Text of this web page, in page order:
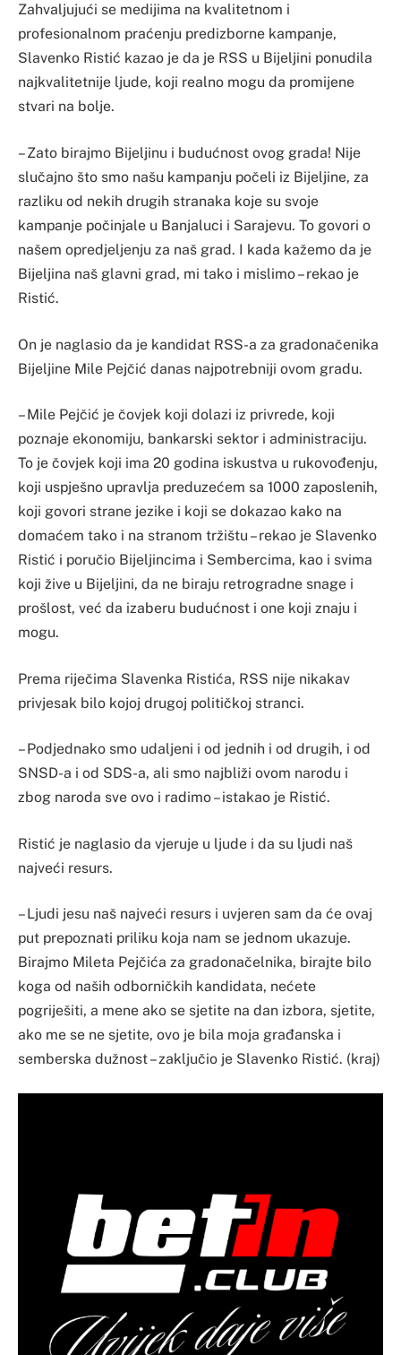
Zahvaljujući se medijima na kvalitetnom i
profesionalnom praćenju predizborne kampanje,
Slavenko Ristić kazao je da je RSS u Bijeljini ponudila
najkvalitetnije ljude, koji realno mogu da promijene
stvari na bolje.
– Zato birajmo Bijeljinu i budućnost ovog grada! Nije
slučajno što smo našu kampanju počeli iz Bijeljine, za
razliku od nekih drugih stranaka koje su svoje
kampanje počinjale u Banjaluci i Sarajevu. To govori o
našem opredjeljenju za naš grad. I kada kažemo da je
Bijeljina naš glavni grad, mi tako i mislimo – rekao je
Ristić.
On je naglasio da je kandidat RSS-a za gradonačenika
Bijeljine Mile Pejčić danas najpotrebniji ovom gradu.
– Mile Pejčić je čovjek koji dolazi iz privrede, koji
poznaje ekonomiju, bankarski sektor i administraciju.
To je čovjek koji ima 20 godina iskustva u rukovođenju,
koji uspješno upravlja preduzećem sa 1000 zaposlenih,
koji govori strane jezike i koji se dokazao kako na
domaćem tako i na stranom tržištu – rekao je Slavenko
Ristić i poručio Bijeljincima i Sembercima, kao i svima
koji žive u Bijeljini, da ne biraju retrogradne snage i
prošlost, već da izaberu budućnost i one koji znaju i
mogu.
Prema riječima Slavenka Ristića, RSS nije nikakav
privjesak bilo kojoj drugoj političkoj stranci.
– Podjednako smo udaljeni i od jednih i od drugih, i od
SNSD-a i od SDS-a, ali smo najbliži ovom narodu i
zbog naroda sve ovo i radimo – istakao je Ristić.
Ristić je naglasio da vjeruje u ljude i da su ljudi naš
najveći resurs.
– Ljudi jesu naš najveći resurs i uvjeren sam da će ovaj
put prepoznati priliku koja nam se jednom ukazuje.
Birajmo Mileta Pejčića za gradonačelnika, birajte bilo
koga od naših odborničkih kandidata, nećete
pogriješiti, a mene ako se sjetite na dan izbora, sjetite,
ako me se ne sjetite, ovo je bila moja građanska i
semberska dužnost – zaključio je Slavenko Ristić. (kraj)